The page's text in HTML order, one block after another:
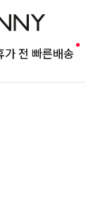
가 전 빠른배송
할